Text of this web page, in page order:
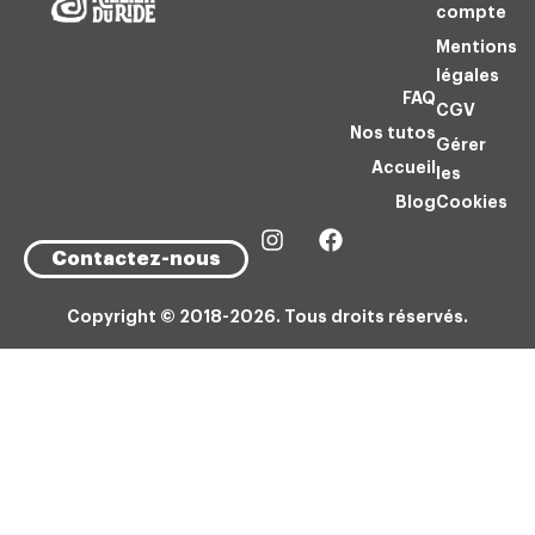
FAQ
Nos tutos
Accueil
Blog
compte
Mentions
légales
CGV
Gérer
les
Cookies
Contactez-nous
Copyright © 2018-2026. Tous droits réservés.